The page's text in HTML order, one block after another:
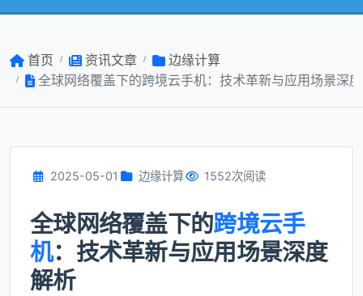
首页 资讯文章
边缘计算
全球网络覆盖下的跨境云手机：技术革新与应用场景深
2025-05-01 边缘计算 1552次阅读
全球网络覆盖下的跨境云手
机：技术革新与应用场景深度
解析